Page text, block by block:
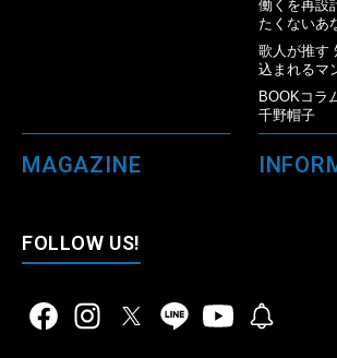
働くを再設
たくないあ
歌人が推す
込まれるマ
BOOKコラ
千野帽子
MAGAZINE
FOLLOW US!